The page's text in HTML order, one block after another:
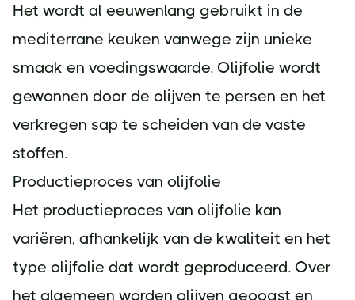
Het wordt al eeuwenlang gebruikt in de
mediterrane keuken vanwege zijn unieke
smaak en voedingswaarde. Olijfolie wordt
gewonnen door de olijven te persen en het
verkregen sap te scheiden van de vaste
stoffen.
Productieproces van olijfolie
Het productieproces van olijfolie kan
variëren, afhankelijk van de kwaliteit en het
type olijfolie dat wordt geproduceerd. Over
het algemeen worden olijven geoogst en